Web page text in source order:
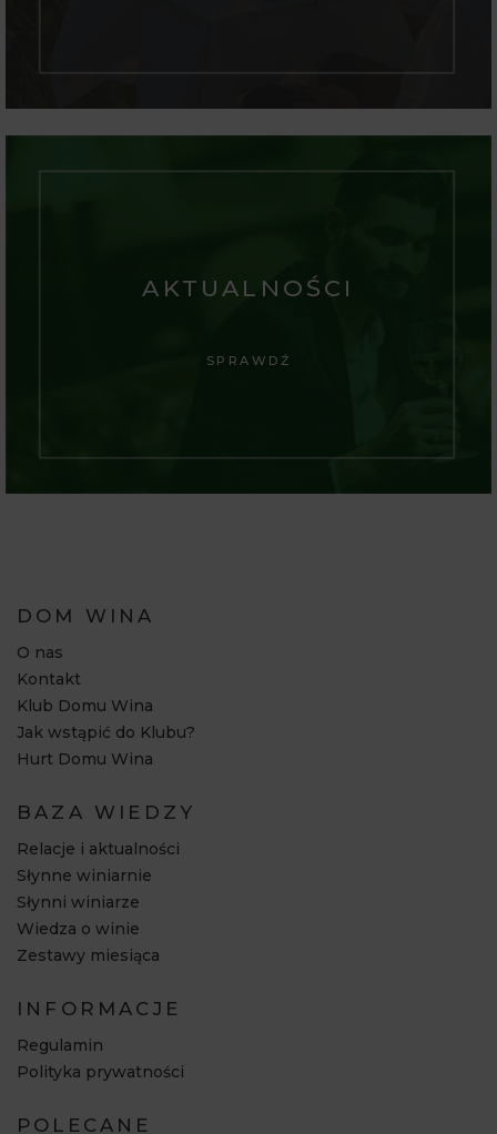
AKTUALNOŚCI
SPRAWDŹ
DOM WINA
O nas
Kontakt
Klub Domu Wina
Jak wstąpić do Klubu?
Hurt Domu Wina
BAZA WIEDZY
Relacje i aktualności
Słynne winiarnie
Słynni winiarze
Wiedza o winie
Zestawy miesiąca
INFORMACJE
Regulamin
Polityka prywatności
POLECANE